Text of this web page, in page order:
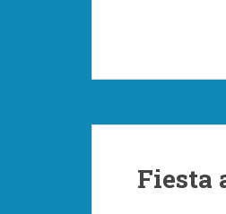
Fiesta